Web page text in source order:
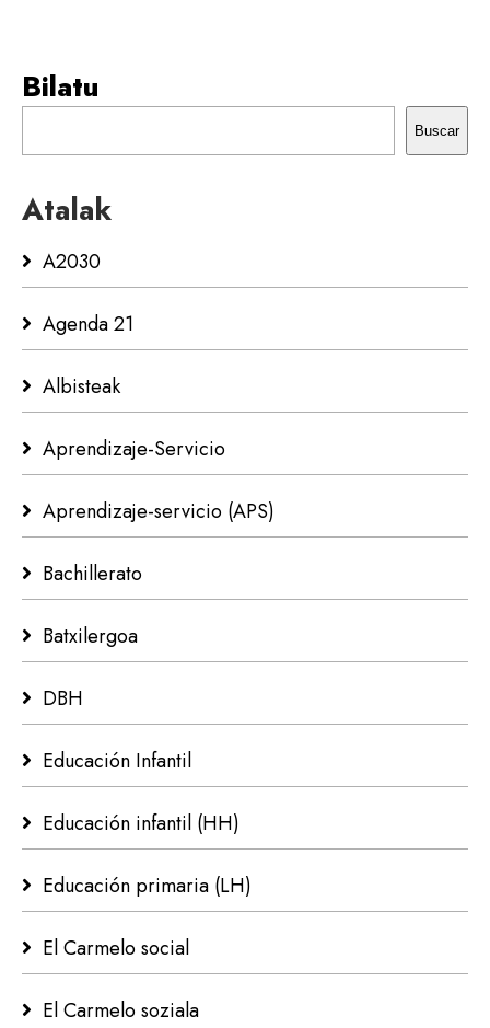
Bilatu
Buscar
Atalak
A2030
Agenda 21
Albisteak
Aprendizaje-Servicio
Aprendizaje-servicio (APS)
Bachillerato
Batxilergoa
DBH
Educación Infantil
Educación infantil (HH)
Educación primaria (LH)
El Carmelo social
El Carmelo soziala